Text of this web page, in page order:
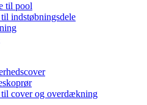
til pool
indstøbningsdele
til cover og overdækning